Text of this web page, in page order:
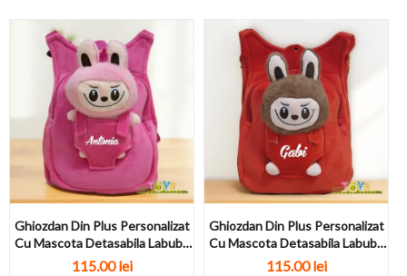
Ghiozdan Din Plus Personalizat
Cu Mascota Detasabila Labubu
Roz
115.00 lei
Ghiozdan Din Plus Personalizat
Cu Mascota Detasabila Labubu
Rosu
115.00 lei